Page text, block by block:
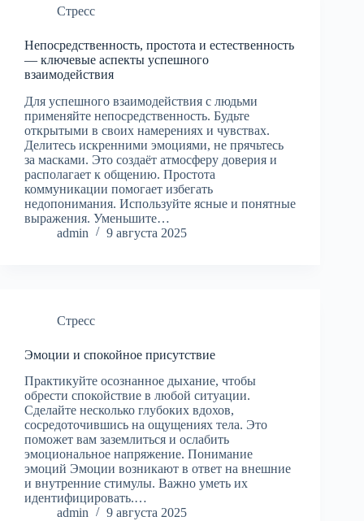
Стресс
Непосредственность, простота и естественность
— ключевые аспекты успешного
взаимодействия
Для успешного взаимодействия с людьми
применяйте непосредственность. Будьте
открытыми в своих намерениях и чувствах.
Делитесь искренними эмоциями, не прячьтесь
за масками. Это создаёт атмосферу доверия и
располагает к общению. Простота
коммуникации помогает избегать
недопонимания. Используйте ясные и понятные
выражения. Уменьшите…
admin
9 августа 2025
Стресс
Эмоции и спокойное присутствие
Практикуйте осознанное дыхание, чтобы
обрести спокойствие в любой ситуации.
Сделайте несколько глубоких вдохов,
сосредоточившись на ощущениях тела. Это
поможет вам заземлиться и ослабить
эмоциональное напряжение. Понимание
эмоций Эмоции возникают в ответ на внешние
и внутренние стимулы. Важно уметь их
идентифицировать.…
admin
9 августа 2025